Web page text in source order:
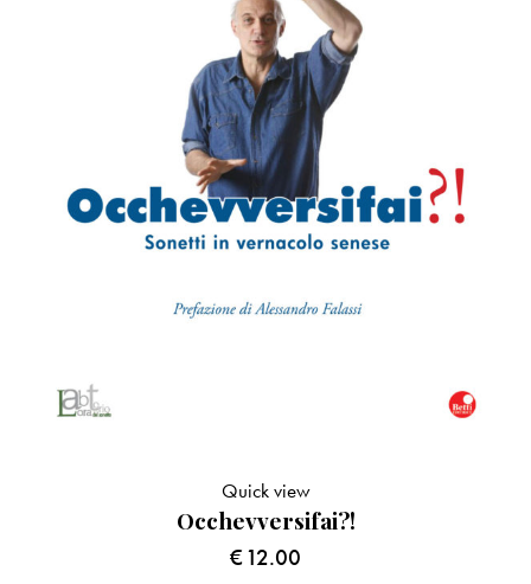
Occhevversifai?!
€12.00
Quick view